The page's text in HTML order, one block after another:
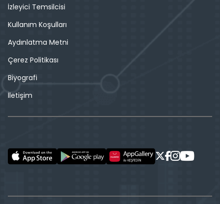
İzleyici Temsilcisi
Kullanım Koşulları
Aydınlatma Metni
Çerez Politikası
Biyografi
İletişim